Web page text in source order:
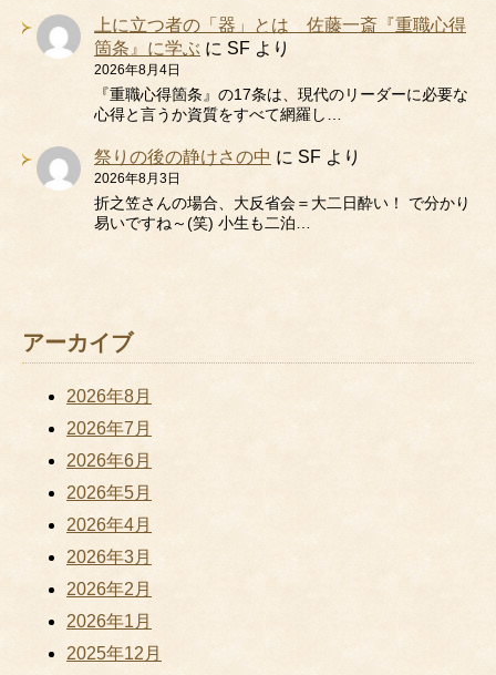
上に立つ者の「器」とは 佐藤一斎『重職心得
箇条』に学ぶ に SF より
2026年8月4日
『重職心得箇条』の17条は、現代のリーダーに必要な
心得と言うか資質をすべて網羅し…
祭りの後の静けさの中 に SF より
2026年8月3日
折之笠さんの場合、大反省会＝大二日酔い！ で分かり
易いですね～(笑) 小生も二泊…
アーカイブ
2026年8月
2026年7月
2026年6月
2026年5月
2026年4月
2026年3月
2026年2月
2026年1月
2025年12月